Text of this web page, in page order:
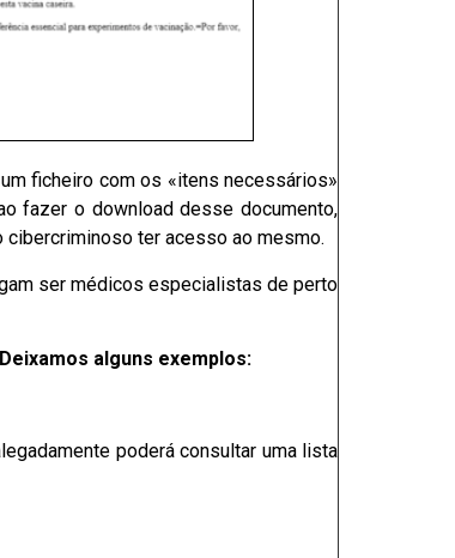
ficheiro com os «itens necessários»
fazer o download desse documento,
cibercriminoso ter acesso ao mesmo.
ser médicos especialistas de perto
alguns exemplos:
poderá consultar uma lista